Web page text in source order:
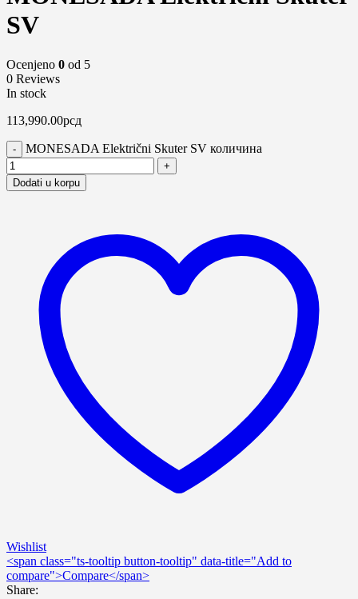
SV
Ocenjeno 0 od 5
0 Reviews
In stock
113,990.00рсд
MONESADA Električni Skuter SV количина
Dodati u korpu
Wishlist
<span class="ts-tooltip button-tooltip" data-title="Add to
compare">Compare</span>
Share: